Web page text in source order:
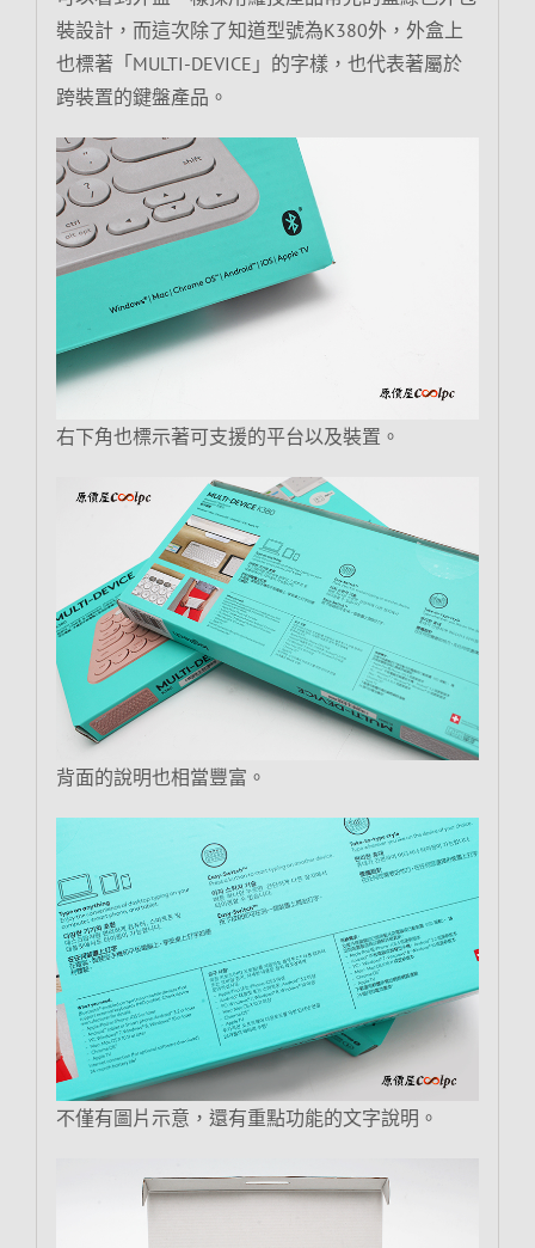
裝設計，而這次除了知道型號為K380外，外盒上
也標著「MULTI-DEVICE」的字樣，也代表著屬於
跨裝置的鍵盤產品。
右下角也標示著可支援的平台以及裝置。
背面的說明也相當豐富。
不僅有圖片示意，還有重點功能的文字說明。